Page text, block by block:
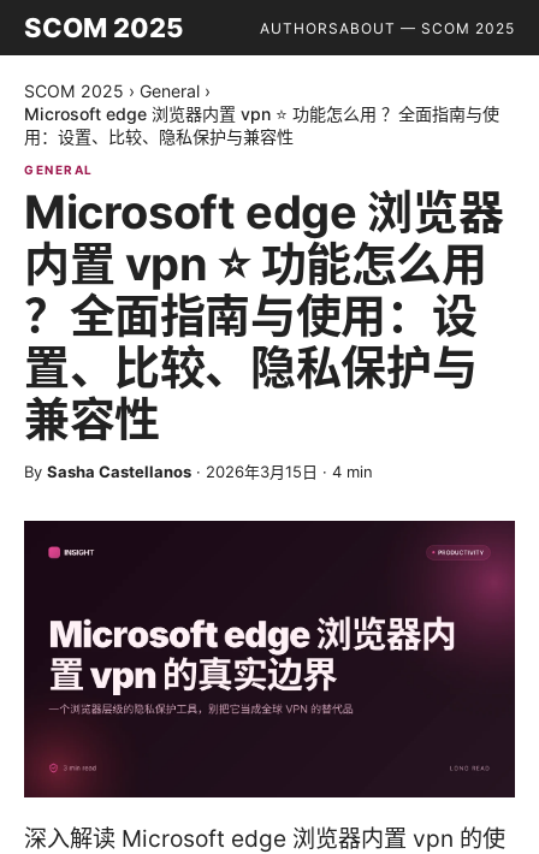
SCOM 2025 AUTHORSABOUT — SCOM 2025
SCOM 2025 › General ›
Microsoft edge 浏览器内置 vpn ⭐ 功能怎么用 ？全面指南与使
用：设置、比较、隐私保护与兼容性
GENERAL
Microsoft edge 浏览器
内置 vpn ⭐ 功能怎么用
？全面指南与使用：设
置、比较、隐私保护与
兼容性
By Sasha Castellanos · 2026年3月15日 · 4 min
深入解读 Microsoft edge 浏览器内置 vpn 的使